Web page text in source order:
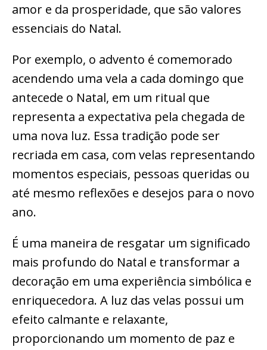
amor e da prosperidade, que são valores
essenciais do Natal.
Por exemplo, o advento é comemorado
acendendo uma vela a cada domingo que
antecede o Natal, em um ritual que
representa a expectativa pela chegada de
uma nova luz. Essa tradição pode ser
recriada em casa, com velas representando
momentos especiais, pessoas queridas ou
até mesmo reflexões e desejos para o novo
ano.
É uma maneira de resgatar um significado
mais profundo do Natal e transformar a
decoração em uma experiência simbólica e
enriquecedora. A luz das velas possui um
efeito calmante e relaxante,
proporcionando um momento de paz e